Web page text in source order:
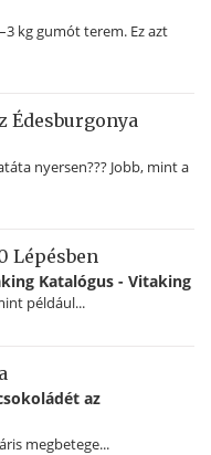
kg gumót terem. Ez azt
Édesburgonya
nyersen??? Jobb, mint a
Lépésben
Katalógus - Vitaking
például...
az
megbetege...